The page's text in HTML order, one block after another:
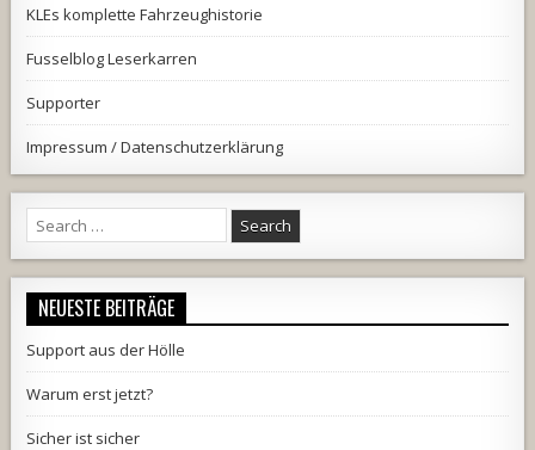
KLEs komplette Fahrzeughistorie
Fusselblog Leserkarren
Supporter
Impressum / Datenschutzerklärung
Search
for:
NEUESTE BEITRÄGE
Support aus der Hölle
Warum erst jetzt?
Sicher ist sicher